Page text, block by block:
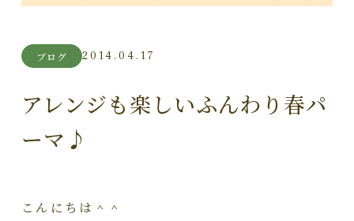
ブログ 2014.04.17
アレンジも楽しいふんわり春パ
ーマ♪
こんにちは＾＾